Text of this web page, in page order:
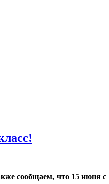
сообщаем, что 15 июня с